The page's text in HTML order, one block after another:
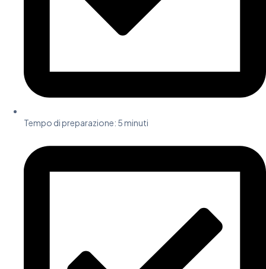
Tempo di preparazione: 5 minuti​